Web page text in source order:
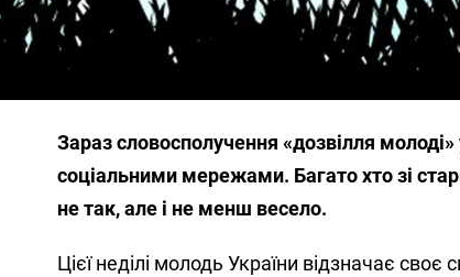
Зараз словосполучення «дозвілля молоді»
соціальними мережами. Багато хто зі
не так, але і не менш весело.
Цієї неділі молодь України відзначає